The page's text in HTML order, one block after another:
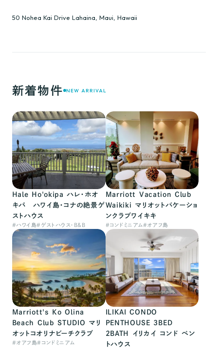
50 Nohea Kai Drive Lahaina, Maui, Hawaii
新着物件 NEW ARRIVAL
Hale Ho'okipa ハレ・ホオ
キパ ハワイ島・コナの絶景ゲ
ストハウス
#ハワイ島# ゲストハウス・B&B
Marriott Vacation Club
Waikiki マリオットバケーショ
ンクラブワイキキ
#コンドミニアム #オアフ島
Marriott's Ko Olina
Beach Club STUDIO マリ
オットコオリナビーチクラブ
#オアフ島# コンドミニアム
ILIKAI CONDO
PENTHOUSE 3BED
2BATH イリカイ コンド ペン
トハウス